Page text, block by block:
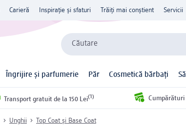
Carieră Inspirație și sfaturi Trăiți mai conștient Servicii
Căutare
Îngrijire și parfumerie Păr Cosmetică bărbați
Transport gratuit de la 150 Lei(1) Cumpărături
Unghii Top Coat și Base Coat